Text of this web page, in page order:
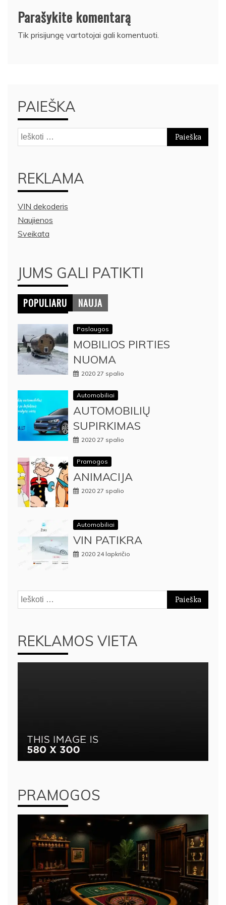
Parašykite komentarą
Tik prisijungę vartotojai gali komentuoti.
PAIEŠKA
Ieškoti:
REKLAMA
VIN dekoderis
Naujienos
Sveikata
JUMS GALI PATIKTI
POPULIARU NAUJA
Paslaugos
MOBILIOS PIRTIES
NUOMA
2020 27 spalio
Automobiliai
AUTOMOBILIŲ
SUPIRKIMAS
2020 27 spalio
Pramogos
ANIMACIJA
2020 27 spalio
Automobiliai
VIN PATIKRA
2020 24 lapkričio
Ieškoti:
REKLAMOS VIETA
PRAMOGOS